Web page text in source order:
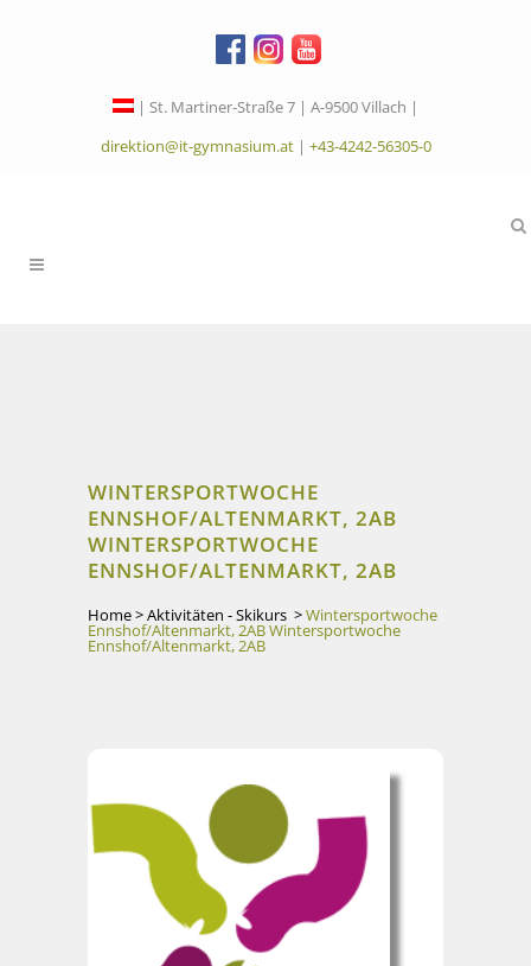
| St. Martiner-Straße 7 | A-9500 Villach |
direktion@it-gymnasium.at| +43-4242-56305-0
WINTERSPORTWOCHE
ENNSHOF/ALTENMARKT, 2AB
WINTERSPORTWOCHE
ENNSHOF/ALTENMARKT, 2AB
Home>Aktivitäten - Skikurs >Wintersportwoche
Ennshof/Altenmarkt, 2ABWintersportwoche
Ennshof/Altenmarkt, 2AB